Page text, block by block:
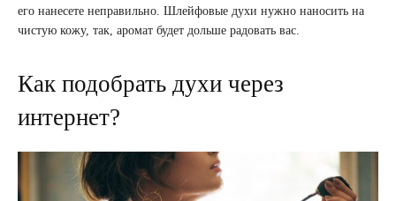
его нанесете неправильно. Шлейфовые духи нужно наносить на
чистую кожу, так, аромат будет дольше радовать вас.
Как подобрать духи через
интернет?